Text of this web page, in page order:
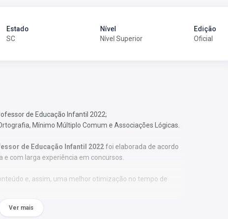
Estado
SC
Nível
Nível Superior
Edição
Oficial
de Educação Infantil 2022;
Mínimo Múltiplo Comum e Associações Lógicas.
de Educação Infantil 2022foi elaborada de acordo
com larga experiência em concursos.
e, assim, uma melhor otimização no tempo de
Ver mais